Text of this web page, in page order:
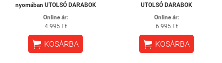
nyomában UTOLSÓ DARABOK
Online ár:
4 995 Ft
 KOSÁRBA
UTOLSÓ DARABOK
Online ár:
6 995 Ft
 KOSÁRBA